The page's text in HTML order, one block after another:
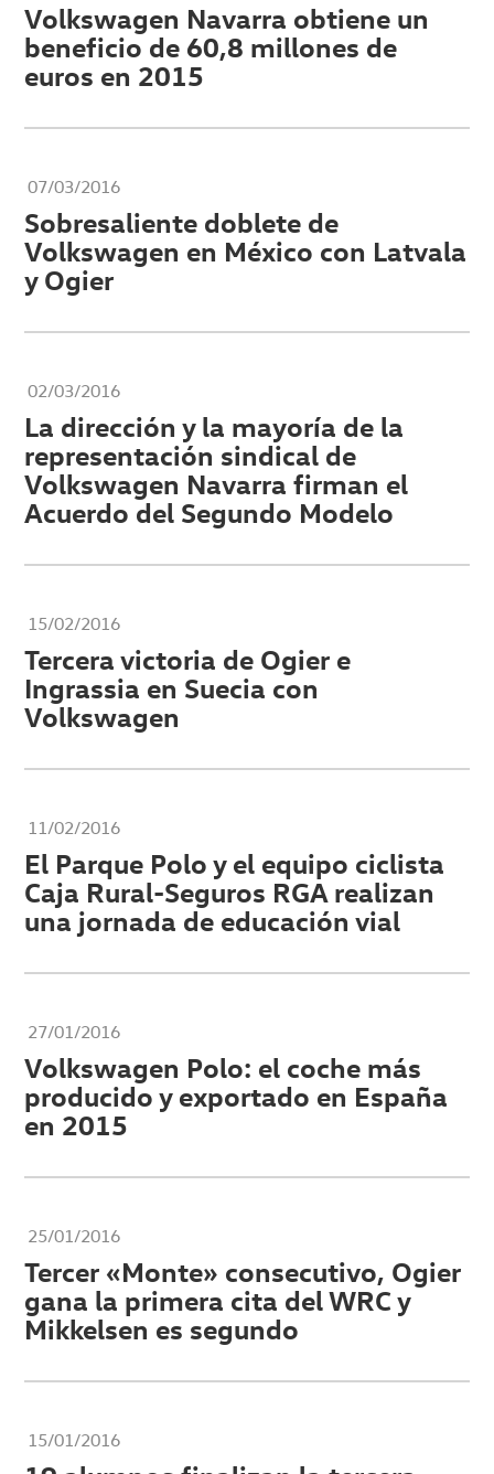
Volkswagen Navarra obtiene un
beneficio de 60,8 millones de
euros en 2015
07/03/2016
Sobresaliente doblete de
Volkswagen en México con Latvala
y Ogier
02/03/2016
La dirección y la mayoría de la
representación sindical de
Volkswagen Navarra firman el
Acuerdo del Segundo Modelo
15/02/2016
Tercera victoria de Ogier e
Ingrassia en Suecia con
Volkswagen
11/02/2016
El Parque Polo y el equipo ciclista
Caja Rural-Seguros RGA realizan
una jornada de educación vial
27/01/2016
Volkswagen Polo: el coche más
producido y exportado en España
en 2015
25/01/2016
Tercer «Monte» consecutivo, Ogier
gana la primera cita del WRC y
Mikkelsen es segundo
15/01/2016